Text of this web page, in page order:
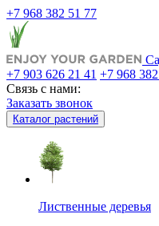
+7 968 382 51 77
+7 903 626 21 41 +7 968
Связь с нами:
Заказать звонок
Каталог растений
Лиственные деревья